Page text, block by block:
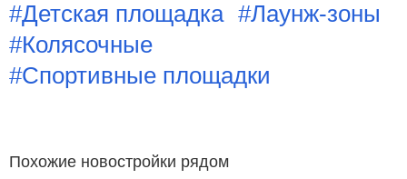
#Детская площадка #Лаунж-зоны
#Колясочные
#Спортивные площадки
Похожие новостройки рядом